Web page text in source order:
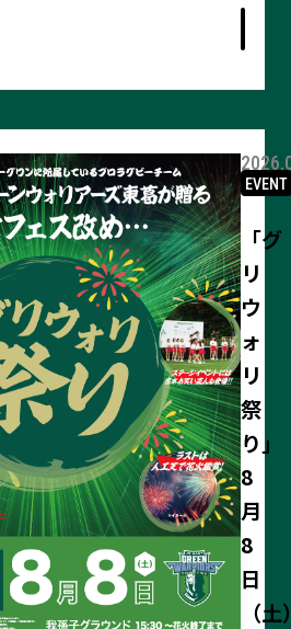
る
EVENT
「グ
リ
ウ
ォ
リ
祭
り」
8
月
8
日
（